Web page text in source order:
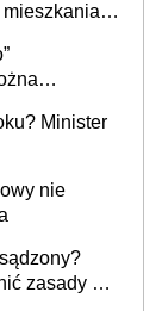
mieszkania,
Minister
nie
zasady gry